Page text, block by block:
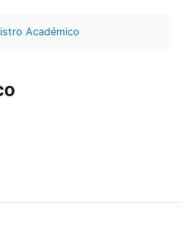
Académico